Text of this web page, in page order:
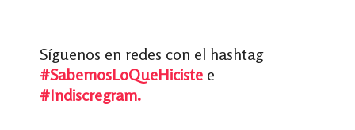
Síguenos en redes con el hashtag
#SabemosLoQueHiciste e
#Indiscregram.